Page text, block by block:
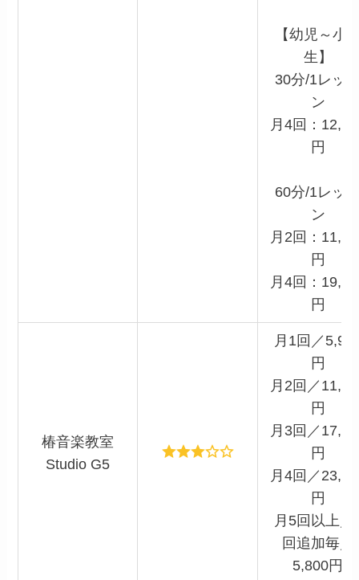
【幼児～小
生】
30分/1レッ
ン
月4回：
円
60分/1レッ
ン
月2回：
円
月4回：
円
椿音楽教室
Studio G5
月1回／
円
月2回／
円
月3回／
円
月4回／
円
月5回以上／
回追加毎／
5,800円